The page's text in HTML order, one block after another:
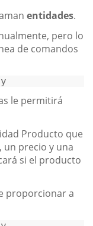
entidades.
pero lo
de comandos
le permitirá
Producto que
precio y una
si el producto
proporcionar a